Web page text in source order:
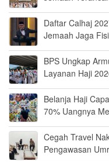
Daftar Calhaj
Jemaah Jaga
BPS Ungkap
Layanan Haji
Belanja Haji
70% Uangnya
Cegah Travel
Pengawasan